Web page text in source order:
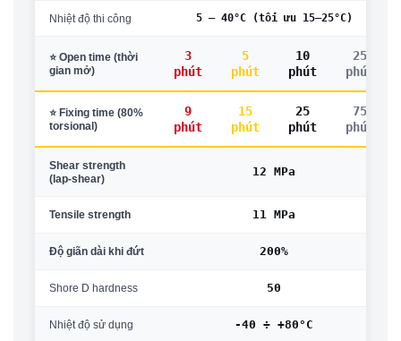
Nhiệt độ thi công 5 – 40°C (tối ưu 15–25°C)
⭐ Open time (thời
gian mở)
3
phút
5
phút
10
phút
25
phút
⭐ Fixing time (80%
torsional)
9
phút
15
phút
25
phút
75
phút
Shear strength
(lap-shear)
12 MPa
Tensile strength 11 MPa
Độ giãn dài khi đứt 200%
Shore D hardness 50
Nhiệt độ sử dụng -40 ÷ +80°C